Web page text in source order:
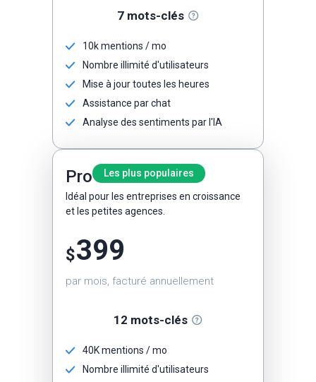
7 mots-clés
10k mentions / mo
Nombre illimité d'utilisateurs
Mise à jour toutes les heures
Assistance par chat
Analyse des sentiments par l'IA
Pro Les plus populaires
Idéal pour les entreprises en croissance
et les petites agences.
$399
par mois, facturé annuellement
12 mots-clés
40K mentions / mo
Nombre illimité d'utilisateurs